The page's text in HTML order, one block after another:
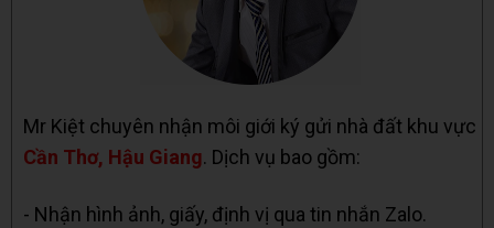
Mr Kiệt chuyên nhận môi giới ký gửi nhà đất khu vực
Cần Thơ, Hậu Giang. Dịch vụ bao gồm:
- Nhận hình ảnh, giấy, định vị qua tin nhắn Zalo.